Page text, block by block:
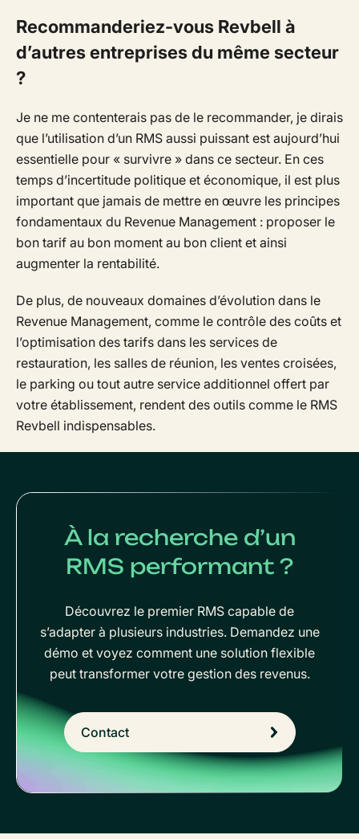
Recommanderiez-vous Revbell à
d’autres entreprises du même secteur
?
Je ne me contenterais pas de le recommander, je dirais
que l’utilisation d’un RMS aussi puissant est aujourd’hui
essentielle pour « survivre » dans ce secteur. En ces
temps d’incertitude politique et économique, il est plus
important que jamais de mettre en œuvre les principes
fondamentaux du Revenue Management : proposer le
bon tarif au bon moment au bon client et ainsi
augmenter la rentabilité.
De plus, de nouveaux domaines d’évolution dans le
Revenue Management, comme le contrôle des coûts et
l’optimisation des tarifs dans les services de
restauration, les salles de réunion, les ventes croisées,
le parking ou tout autre service additionnel offert par
votre établissement, rendent des outils comme le RMS
Revbell indispensables.
À la recherche d’un
RMS performant ?
Découvrez le premier RMS capable de
s’adapter à plusieurs industries. Demandez une
démo et voyez comment une solution flexible
peut transformer votre gestion des revenus.
Contact